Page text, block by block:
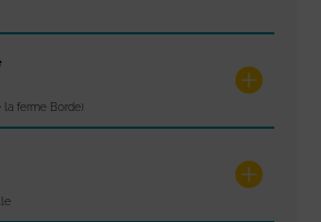
la ferme Borde)